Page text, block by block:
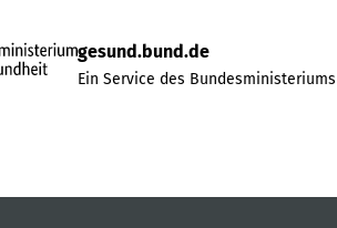
gesund.bund.de
Ein Service des